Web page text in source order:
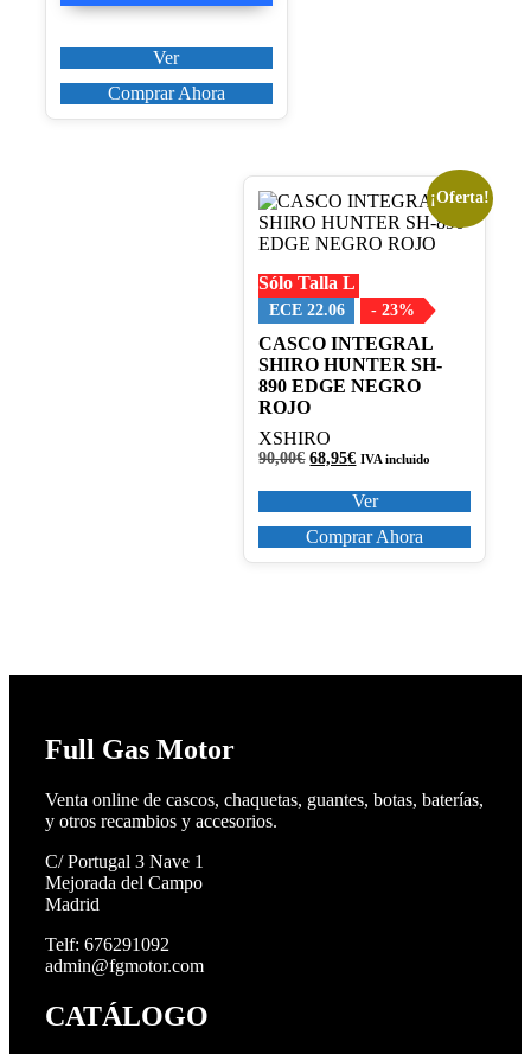
era:
es:
Ver
Comprar Ahora
¡Oferta!
Sólo Talla L
ECE 22.06 - 23%
CASCO INTEGRAL
SHIRO HUNTER SH-
890 EDGE NEGRO
ROJO
XSHIRO
90,00€ El
original
era:
90,00€.
68,95€El
actual
es:
68,95€.
IVA incluido
Ver
Este
producto
tiene
variantes.
Las
opciones
se
pueden
elegir
en
la
página
Comprar Ahora
Full Gas Motor
Venta online de cascos, chaquetas, guantes, botas, baterías,
y otros recambios y accesorios.
C/ Portugal 3 Nave 1
Mejorada del Campo
Madrid
Telf: 676291092
admin@fgmotor.com
CATÁLOGO